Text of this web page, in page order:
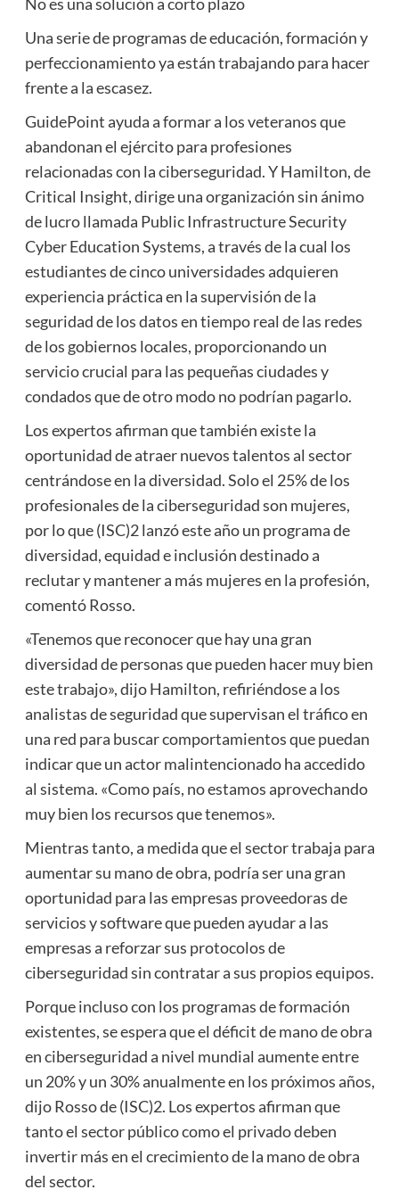
No es una solución a corto plazo
Una serie de programas de educación, formación y
perfeccionamiento ya están trabajando para hacer
frente a la escasez.
GuidePoint ayuda a formar a los veteranos que
abandonan el ejército para profesiones
relacionadas con la ciberseguridad. Y Hamilton, de
Critical Insight, dirige una organización sin ánimo
de lucro llamada Public Infrastructure Security
Cyber Education Systems, a través de la cual los
estudiantes de cinco universidades adquieren
experiencia práctica en la supervisión de la
seguridad de los datos en tiempo real de las redes
de los gobiernos locales, proporcionando un
servicio crucial para las pequeñas ciudades y
condados que de otro modo no podrían pagarlo.
Los expertos afirman que también existe la
oportunidad de atraer nuevos talentos al sector
centrándose en la diversidad. Solo el 25% de los
profesionales de la ciberseguridad son mujeres,
por lo que (ISC)2 lanzó este año un programa de
diversidad, equidad e inclusión destinado a
reclutar y mantener a más mujeres en la profesión,
comentó Rosso.
«Tenemos que reconocer que hay una gran
diversidad de personas que pueden hacer muy bien
este trabajo», dijo Hamilton, refiriéndose a los
analistas de seguridad que supervisan el tráfico en
una red para buscar comportamientos que puedan
indicar que un actor malintencionado ha accedido
al sistema. «Como país, no estamos aprovechando
muy bien los recursos que tenemos».
Mientras tanto, a medida que el sector trabaja para
aumentar su mano de obra, podría ser una gran
oportunidad para las empresas proveedoras de
servicios y software que pueden ayudar a las
empresas a reforzar sus protocolos de
ciberseguridad sin contratar a sus propios equipos.
Porque incluso con los programas de formación
existentes, se espera que el déficit de mano de obra
en ciberseguridad a nivel mundial aumente entre
un 20% y un 30% anualmente en los próximos años,
dijo Rosso de (ISC)2. Los expertos afirman que
tanto el sector público como el privado deben
invertir más en el crecimiento de la mano de obra
del sector.